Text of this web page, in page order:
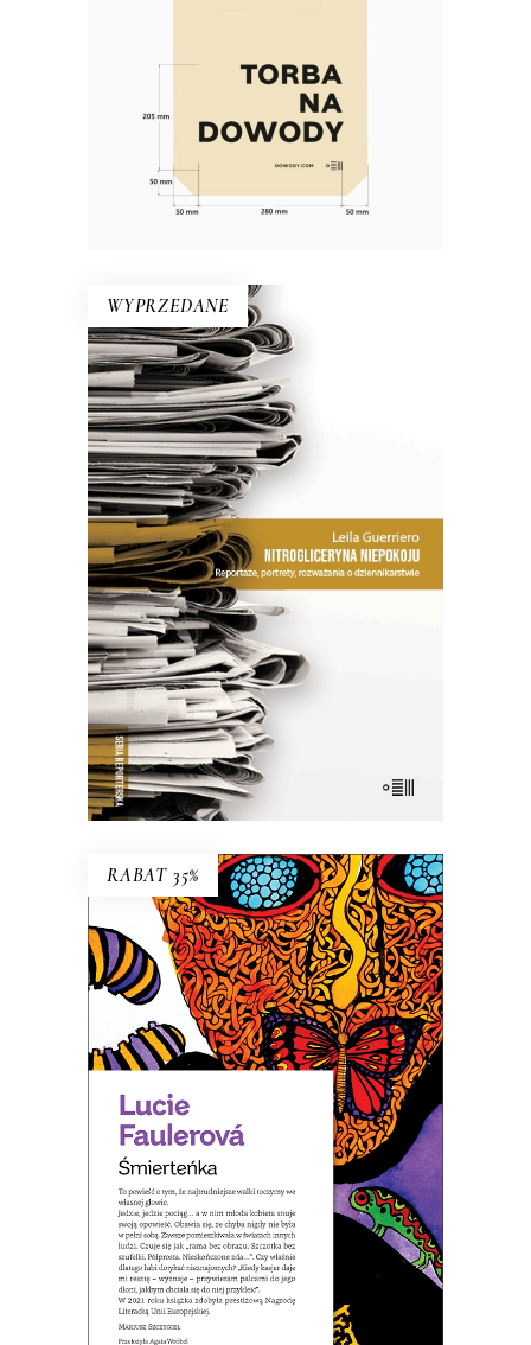
szerokość 5 cm Nadruk: czarny
WYPRZEDANE
E-BOOK DO KOSZYKA
NITROGLICERYNA NIEPOKOJU
Jak zauważa dziennikarka w jednym
z esejów, warto dostrzec różnicę
między pisaniem „poprawnym” a
„obrzydliwie dobrym”.
53.00zł 26.50
RABAT 35%
ŚMIERTEŃKA
To powieść o tym, że najtrudniejsze
walki toczymy we własnej głowie.
43.00zł 27.95zł
KSIĄŻKA DO KOSZYKA